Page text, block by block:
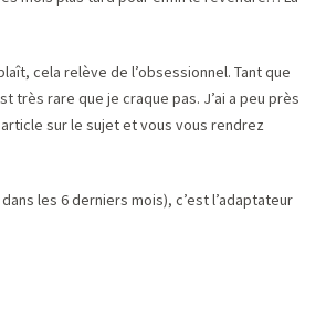
cela relève de l’obsessionnel. Tant que
très rare que je craque pas. J’ai a peu près
sur le sujet et vous vous rendrez
les 6 derniers mois), c’est l’adaptateur